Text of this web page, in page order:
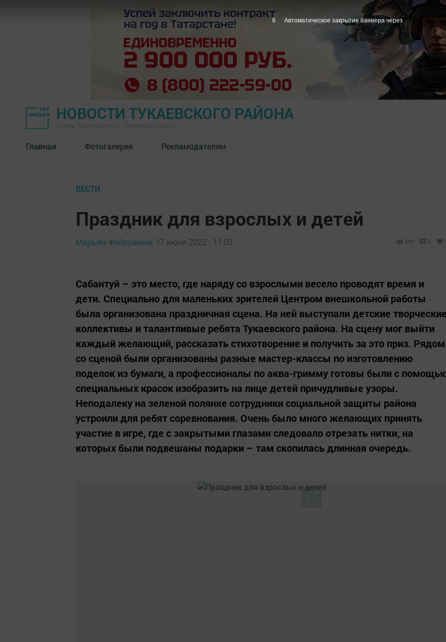
НОВОСТИ ТУКАЕВСКОГО РАЙОНА
Главная Фотогалерея Рекламодателям
ВЕСТИ
Праздник для взрослых и детей
Марьям Файрушина, 17 июня 2022 - 11:03 560 0
Сабантуй – это место, где наряду со взрослыми весело проводят время и
дети. Специально для маленьких зрителей Центром внешкольной работы
была организована праздничная сцена. На ней выступали детские творческие
коллективы и талантливые ребята Тукаевского района. На сцену мог выйти
каждый желающий, рассказать стихотворение и получить за это приз. Рядом
со сценой были организованы разные мастер-классы по изготовлению
поделок из бумаги, а профессионалы по аква-гримму готовы были с
специальных красок изобразить на лице детей причудливые узоры.
Неподалеку на зеленой полянке сотрудники социальной защиты района
устроили для ребят соревнования. Очень было много желающих принять
участие в игре, где с закрытыми глазами следовало отрезать нитки, на
которых были подвешаны подарки – там скопилась длинная очередь.
5 Автоматическое закрытие баннера через